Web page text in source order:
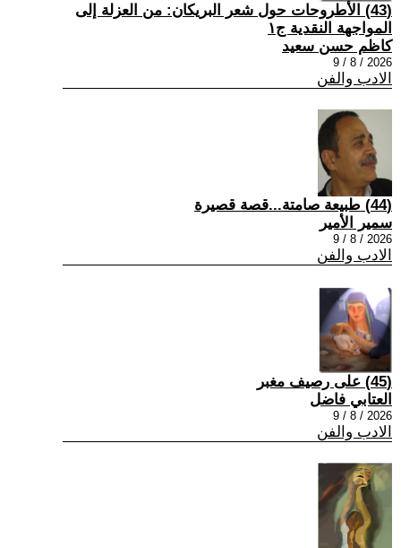
(43) الأطروحات حول شعر البريكان: من العزلة إلى
المواجهة النقدية ج١
كاظم حسن سعيد
2026 / 8 / 9
الادب والفن
(44) طبيعة صامتة...قصة قصيرة
سمير الأمير
2026 / 8 / 9
الادب والفن
(45) على رصيف مغبر
العتابي فاضل
2026 / 8 / 9
الادب والفن